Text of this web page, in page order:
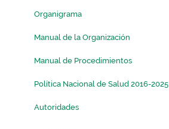
Organigrama
Manual de la Organización
Manual de Procedimientos
Política Nacional de Salud 2016-2025
Autoridades